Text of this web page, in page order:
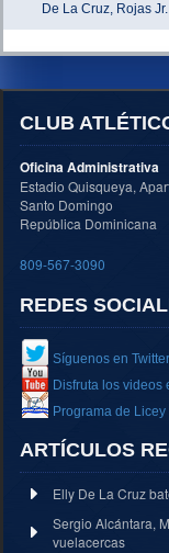
De La Cruz, Rojas
CLUB
Oficina Administrativa
Estadio Quisqueya,
Santo Domingo
República Dominicana
809-567-3090
REDES
Síguenos en
Disfruta los videos
Programa de
ARTÍCULOS
Elly De La Cruz
Sergio Alcántara,
vuelacercas